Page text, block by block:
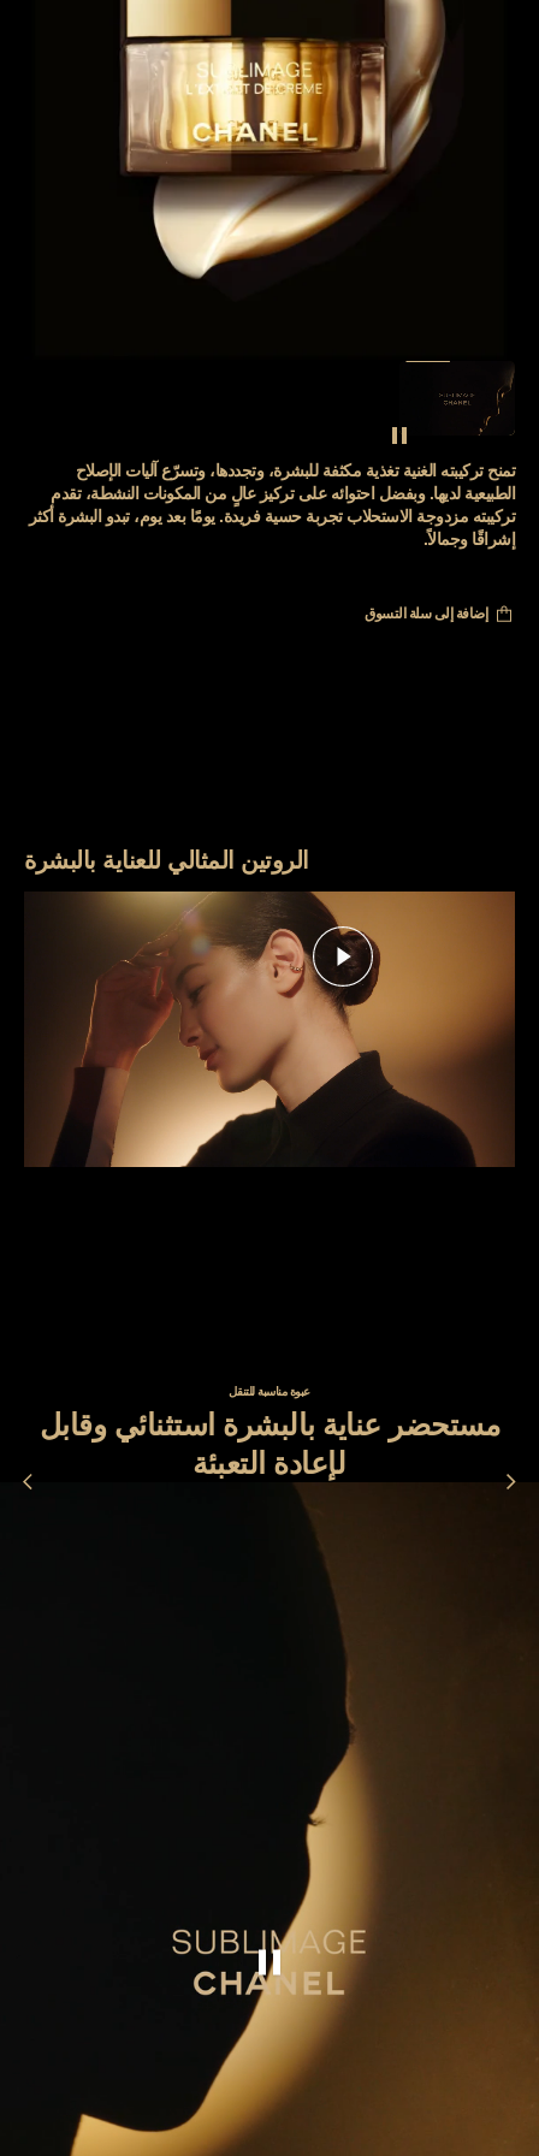
إيقاف فيديو الديكور
SEE THE FILM
تمنح تركيبته الغنية تغذية مكثفة للبشرة، وتجددها، وتسرّع آليات الإصلاح
الطبيعية لديها. وبفضل احتوائه على تركيز عالٍ من المكونات النشطة، تقدم
تركيبته مزدوجة الاستحلاب تجربة حسية فريدة. يومًا بعد يوم، تبدو البشرة أكثر
إشراقًا وجمالاً.
إضافة إلى سلة التسوق
الروتين المثالي للعناية بالبشرة
تشغيل هذا الفيديو
عبوة مناسبة للتنقل
مستحضر عناية بالبشرة استثنائي وقابل
لإعادة التعبئة
إضافة إلى سلة التسوق
إيقاف هذا الفيديو